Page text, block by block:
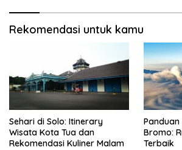
Rekomendasi untuk kamu
Sehari di Solo: Itinerary
Wisata Kota Tua dan
Rekomendasi Kuliner Malam
Bromo:
Terbaik